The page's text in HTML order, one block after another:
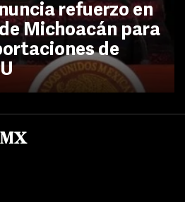
refuerzo en
Michoacán para
de